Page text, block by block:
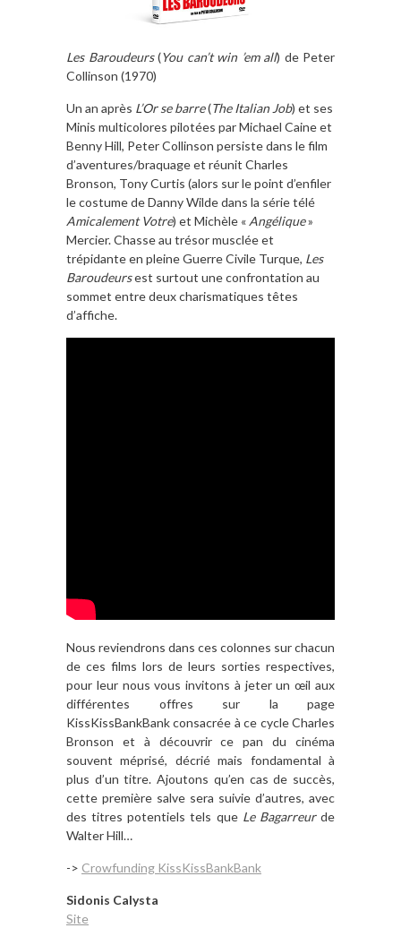
Les Baroudeurs(You can’t win ’em all) de Peter
Collinson (1970)
Un an après L’Or se barre(The Italian Job) et ses
Minis multicolores pilotées par Michael Caine et
Benny Hill, Peter Collinson persiste dans le film
d’aventures/braquage et réunit Charles
Bronson, Tony Curtis (alors sur le point d’enfiler
le costume de Danny Wilde dans la série télé
Amicalement Votre) et Michèle « Angélique»
Mercier. Chasse au trésor musclée et
trépidante en pleine Guerre Civile Turque, Les
Baroudeursest surtout une confrontation au
sommet entre deux charismatiques têtes
d’affiche.
Nous reviendrons dans ces colonnes sur chacun
de ces films lors de leurs sorties respectives,
pour leur nous vous invitons à jeter un œil aux
différentes offres sur la page
KissKissBankBank consacrée à ce cycle Charles
Bronson et à découvrir ce pan du cinéma
souvent méprisé, décrié mais fondamental à
plus d’un titre. Ajoutons qu’en cas de succès,
cette première salve sera suivie d’autres, avec
des titres potentiels tels que Le Bagarreurde
Walter Hill…
-> Crowfunding KissKissBankBank
Sidonis Calysta
Site